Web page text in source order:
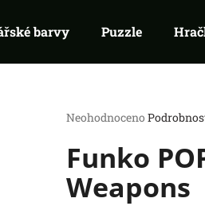
barvy Puzzle
Průměrné
produktu
je
0,0
z
Neohodnoceno
Funko
Weapons
najít?
HLEDAT